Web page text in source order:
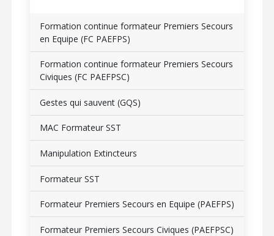
Formation continue formateur Premiers Secours
en Equipe (FC PAEFPS)
Formation continue formateur Premiers Secours
Civiques (FC PAEFPSC)
Gestes qui sauvent (GQS)
MAC Formateur SST
Manipulation Extincteurs
Formateur SST
Formateur Premiers Secours en Equipe (PAEFPS)
Formateur Premiers Secours Civiques (PAEFPSC)